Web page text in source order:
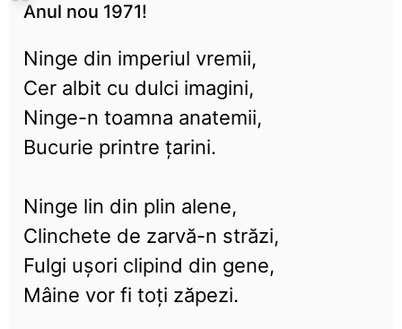
Anul nou 1971!
Ninge din imperiul vremii,
Cer albit cu dulci imagini,
Ninge-n toamna anatemii,
Bucurie printre țarini.
Ninge lin din plin alene,
Clinchete de zarvă-n străzi,
Fulgi ușori clipind din gene,
Mâine vor fi toți zăpezi.